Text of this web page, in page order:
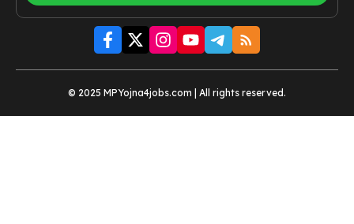
© 2025 MPYojna4jobs.com | All rights reserved.